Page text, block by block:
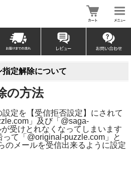
指定解除について
の方法
定を【受信拒否設定】にされて
」及び「@saga-
受けとれなくなってしまいます
て「@original-puzzle.com」と
のメールを受信出来るように設定